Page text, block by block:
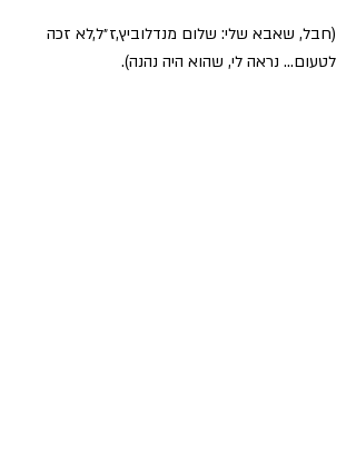
(חבל, שאבא שלי: שלום מנדלוביץ,ז״ל,לא זכה
לטעום… נראה לי, שהוא היה נהנה).